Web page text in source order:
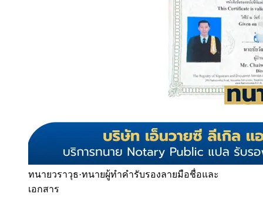
ทนายวราวุธ·ทนายผู้ทำคำรับรองลายมือชื่อและ
เอกสาร